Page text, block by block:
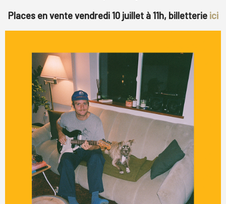
Places en vente vendredi 10 juillet à 11h, billetterie ici